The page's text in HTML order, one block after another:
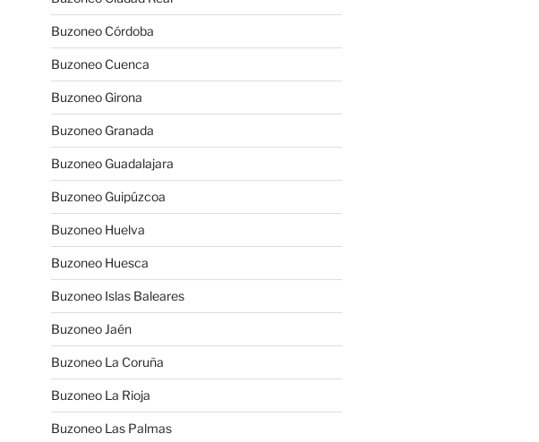
Buzoneo Córdoba
Buzoneo Cuenca
Buzoneo Girona
Buzoneo Granada
Buzoneo Guadalajara
Buzoneo Guipúzcoa
Buzoneo Huelva
Buzoneo Huesca
Buzoneo Islas Baleares
Buzoneo Jaén
Buzoneo La Coruña
Buzoneo La Rioja
Buzoneo Las Palmas